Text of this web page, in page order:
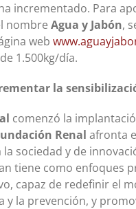
incrementado. Para
nombre Agua y Jabón,
web
1.500kg/día.
la
comenzó la
Renal afronta
sociedad y de
tiene como enfoques
capaz de redefinir el
la prevención, y